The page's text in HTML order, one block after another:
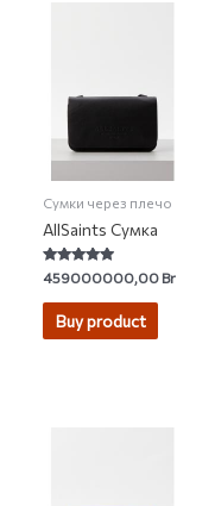
Сумки через плечо
AllSaints Сумка
Rated
4.71
out of 5
459000000,00Br
Buy product